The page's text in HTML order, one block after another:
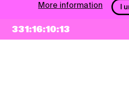
331:16:10:13
More information
I